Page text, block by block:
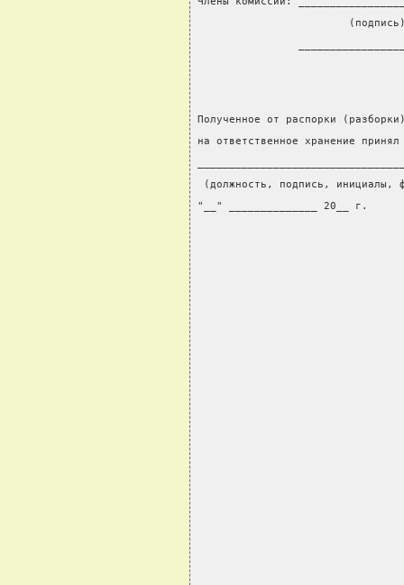
Полученное от распорки
на ответственное хранение принял
(должность, подпись, инициалы,
"__" ______________ 20__ г.